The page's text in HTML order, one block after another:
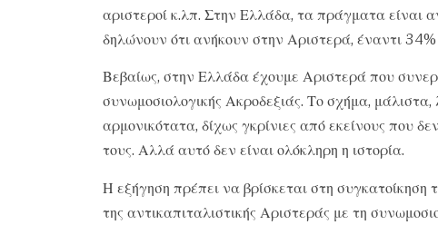
αριστεροί κ.λπ. Στην Ελλάδα, τα πράγματα είναι
δηλώνουν ότι ανήκουν στην Αριστερά, έναντι 34%
Βεβαίως, στην Ελλάδα έχουμε Αριστερά που
συνωμοσιολογικής Ακροδεξιάς. Το σχήμα,
αρμονικότατα, δίχως γκρίνιες από εκείνους που
τους. Αλλά αυτό δεν είναι ολόκληρη η ιστορία.
Η εξήγηση πρέπει να βρίσκεται στη
της αντικαπιταλιστικής Αριστεράς με τη